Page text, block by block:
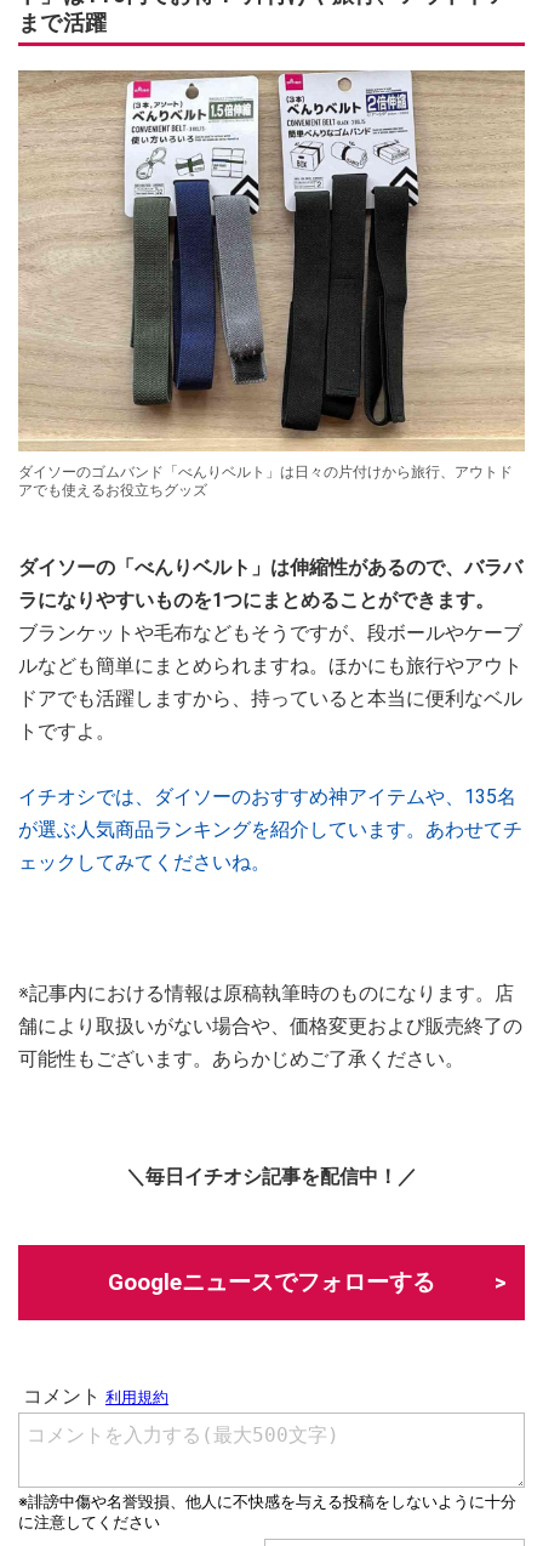
まで活躍
ダイソーのゴムバンド「べんりベルト」は日々の片付けから旅行、アウトド
アでも使えるお役立ちグッズ
ダイソーの「べんりベルト」は伸縮性があるので、バラバ
ラになりやすいものを1つにまとめることができます。
ブランケットや毛布などもそうですが、段ボールやケーブ
ルなども簡単にまとめられますね。ほかにも旅行やアウト
ドアでも活躍しますから、持っていると本当に便利なベル
トですよ。
イチオシでは、ダイソーのおすすめ神アイテムや、135名
が選ぶ人気商品ランキングを紹介しています。あわせてチ
ェックしてみてくださいね。
※記事内における情報は原稿執筆時のものになります。店
舗により取扱いがない場合や、価格変更および販売終了の
可能性もございます。あらかじめご了承ください。
＼毎日イチオシ記事を配信中！／
Googleニュースでフォローする